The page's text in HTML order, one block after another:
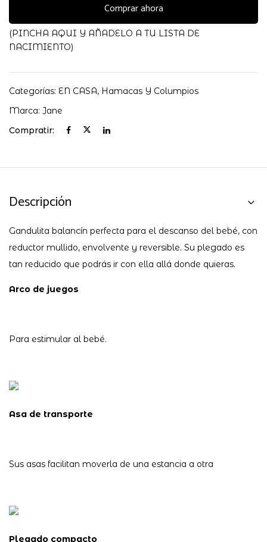
Comprar ahora
(PINCHA AQUI Y AÑADELO A TU LISTA DE
NACIMIENTO)
Categorías: EN CASA, Hamacas Y Columpios
Marca: Jane
Compratir:
Descripción
Gandulita balancín perfecta para el descanso del bebé, con
reductor mullido, envolvente y reversible. Su plegado es
tan reducido que podrás ir con ella allá donde quieras.
Arco de juegos
Para estimular al bebé.
Asa de transporte
Sus asas facilitan moverla de una estancia a otra
Plegado compacto